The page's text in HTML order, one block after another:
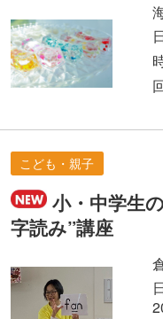
こども・親子
小・中学生
字読み”講座